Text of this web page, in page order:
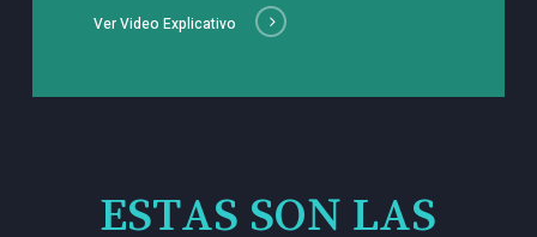
Ver Video Explicativo
ESTAS SON LAS